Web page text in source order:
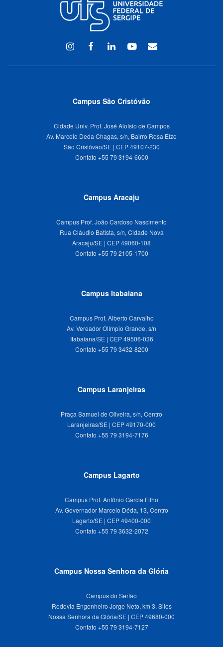
InstagramFacebook
LinkedinYoutubeWEBMAIL
Campus São Cristóvão
Cidade Univ. Prof. José Aloísio de Campos
Av. Marcelo Deda Chagas, s/n, Bairro Rosa Elze
São Cristóvão/SE | CEP 49107-230
Campus Aracaju
Campus Prof. João Cardoso Nascimento
Rua Cláudio Batista, s/n, Cidade Nova
Aracaju/SE | CEP 49060-108
Campus Itabaiana
Campus Prof. Alberto Carvalho
Av. Vereador Olímpio Grande, s/n
Itabaiana/SE | CEP 49506-036
Campus Laranjeiras
Praça Samuel de Oliveira, s/n, Centro
Laranjeiras/SE | CEP 49170-000
Campus Lagarto
Campus Prof. Antônio Garcia Filho
Av. Governador Marcelo Déda, 13, Centro
Lagarto/SE | CEP 49400-000
Campus Nossa Senhora da Glória
Campus do Sertão
Rodovia Engenheiro Jorge Neto, km 3, Silos
Nossa Senhora da Glória/SE | CEP 49680-000
Contato +55 79 3194-7127